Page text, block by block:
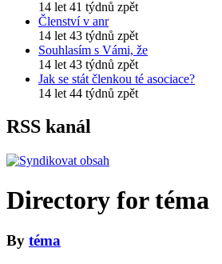
14 let 41 týdnů zpět
Členství v anr
14 let 43 týdnů zpět
Souhlasím s Vámi, že
14 let 43 týdnů zpět
Jak se stát členkou té asociace?
14 let 44 týdnů zpět
RSS kanál
Directory for téma
By téma